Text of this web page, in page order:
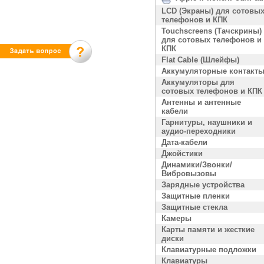
LCD (Экраны) для сотовых
телефонов и КПК
Touchscreens (Тачскрины)
для сотовых телефонов и
КПК
Flat Cable (Шлейфы)
Аккумуляторные контакты
Аккумуляторы для
сотовых телефонов и КПК
Антенны и антенные
кабели
Гарнитуры, наушники и
аудио-переходники
Дата-кабели
Джойстики
Динамики/Звонки/
Вибровызовы
Зарядные устройства
Защитные пленки
Защитные стекла
Камеры
Карты памяти и жесткие
диски
Клавиатурные подложки
Клавиатуры